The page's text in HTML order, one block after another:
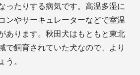
ったりする病気です。高温多湿に
ンやサーキュレーターなどで室温
あります。秋田犬はもともと東北
で飼育されていた犬なので、より
。